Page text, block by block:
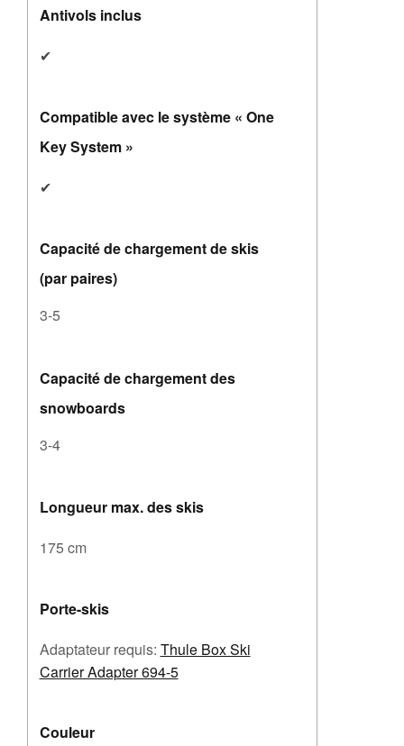
Antivols inclus
✔
Compatible avec le système « One
Key System »
✔
Capacité de chargement de skis
(par paires)
3-5
Capacité de chargement des
snowboards
3-4
Longueur max. des skis
175 cm
Porte-skis
Adaptateur requis: Thule Box Ski
Carrier Adapter 694-5
Couleur